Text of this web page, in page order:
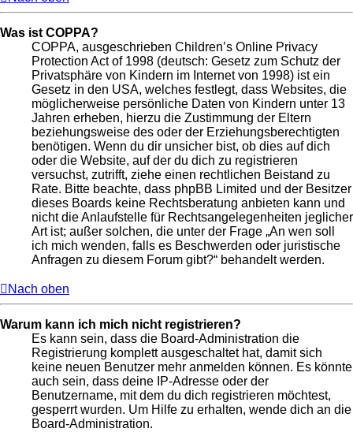
Was ist COPPA?
COPPA, ausgeschrieben Children’s Online Privacy
Protection Act of 1998 (deutsch: Gesetz zum Schutz der
Privatsphäre von Kindern im Internet von 1998) ist ein
Gesetz in den USA, welches festlegt, dass Websites, die
möglicherweise persönliche Daten von Kindern unter 13
Jahren erheben, hierzu die Zustimmung der Eltern
beziehungsweise des oder der Erziehungsberechtigten
benötigen. Wenn du dir unsicher bist, ob dies auf dich
oder die Website, auf der du dich zu registrieren
versuchst, zutrifft, ziehe einen rechtlichen Beistand zu
Rate. Bitte beachte, dass phpBB Limited und der Besitzer
dieses Boards keine Rechtsberatung anbieten kann und
nicht die Anlaufstelle für Rechtsangelegenheiten jeglicher
Art ist; außer solchen, die unter der Frage „An wen soll
ich mich wenden, falls es Beschwerden oder juristische
Anfragen zu diesem Forum gibt?“ behandelt werden.
Nach oben
Warum kann ich mich nicht registrieren?
Es kann sein, dass die Board-Administration die
Registrierung komplett ausgeschaltet hat, damit sich
keine neuen Benutzer mehr anmelden können. Es könnte
auch sein, dass deine IP-Adresse oder der
Benutzername, mit dem du dich registrieren möchtest,
gesperrt wurden. Um Hilfe zu erhalten, wende dich an die
Board-Administration.